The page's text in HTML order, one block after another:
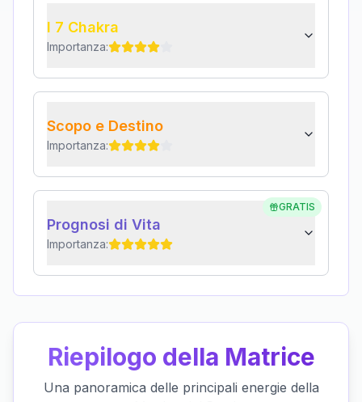
I 7 Chakra
Importanza:
Scopo e Destino
Importanza:
GRATIS
Prognosi di Vita
Importanza:
Riepilogo della Matrice
Una panoramica delle principali energie della